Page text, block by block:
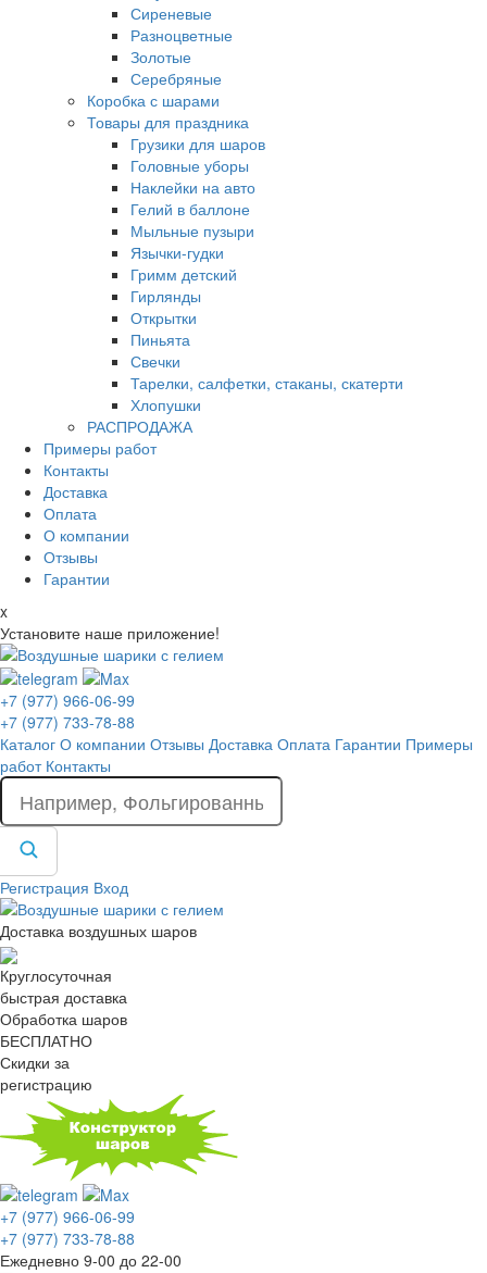
Сиреневые
Разноцветные
Золотые
Серебряные
Коробка с шарами
Товары для праздника
Грузики для шаров
Головные уборы
Наклейки на авто
Гелий в баллоне
Мыльные пузыри
Язычки-гудки
Гримм детский
Гирлянды
Открытки
Пиньята
Свечки
Тарелки, салфетки, стаканы, скатерти
Хлопушки
РАСПРОДАЖА
Примеры работ
Контакты
Доставка
Оплата
О компании
Отзывы
Гарантии
x
Установите наше приложение!
+7 (977) 966-06-99
+7 (977) 733-78-88
Каталог О компании Отзывы Доставка Оплата Гарантии Примеры
работ Контакты
Регистрация Вход
Доставка воздушных шаров
Круглосуточная
быстрая доставка
Обработка шаров
БЕСПЛАТНО
Скидки за
регистрацию
+7 (977) 966-06-99
+7 (977) 733-78-88
Ежедневно 9-00 до 22-00